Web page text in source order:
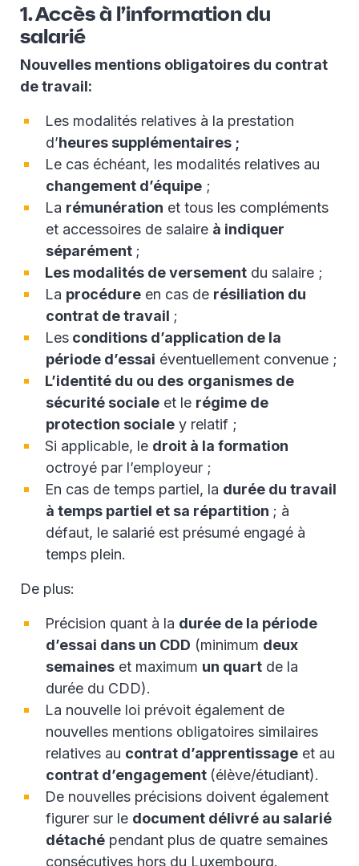
1. Accès à l’information du
salarié
Nouvelles mentions obligatoires du contrat
de travail:
Les modalités relatives à la prestation
d’heures supplémentaires ;
Le cas échéant, les modalités relatives au
changement d’équipe ;
La rémunération et tous les compléments
et accessoires de salaire à indiquer
séparément ;
Les modalités de versement du salaire ;
La procédure en cas de résiliation du
contrat de travail ;
Les conditions d’application de la
période d’essai éventuellement convenue ;
L’identité du ou des organismes de
sécurité sociale et le régime de
protection sociale y relatif ;
Si applicable, le droit à la formation
octroyé par l’employeur ;
En cas de temps partiel, la durée du travail
à temps partiel et sa répartition ; à
défaut, le salarié est présumé engagé à
temps plein.
De plus:
Précision quant à la durée de la période
d’essai dans un CDD (minimum deux
semaines et maximum un quart de la
durée du CDD).
La nouvelle loi prévoit également de
nouvelles mentions obligatoires similaires
relatives au contrat d’apprentissage et au
contrat d’engagement (élève/étudiant).
De nouvelles précisions doivent également
figurer sur le document délivré au salarié
détaché pendant plus de quatre semaines
consécutives hors du Luxembourg.